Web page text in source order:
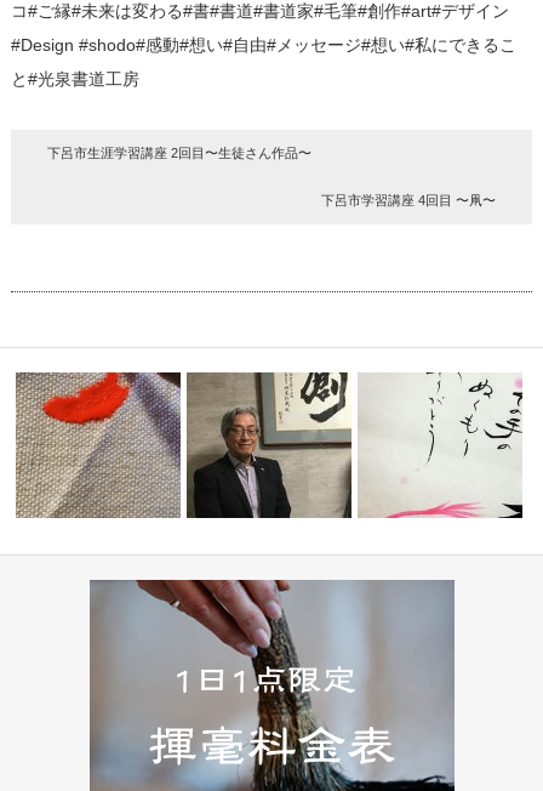
コ#ご縁#未来は変わる#書#書道#書道家#毛筆#創作#art#デザイン
#Design #shodo#感動#想い#自由#メッセージ#想い#私にできるこ
と#光泉書道工房
下呂市生涯学習講座 2回目〜生徒さん作品〜
下呂市学習講座 4回目 〜凧〜
” 想い ” 〜新しい始ま 【 設立20周年記念 寄贈ご依頼
】